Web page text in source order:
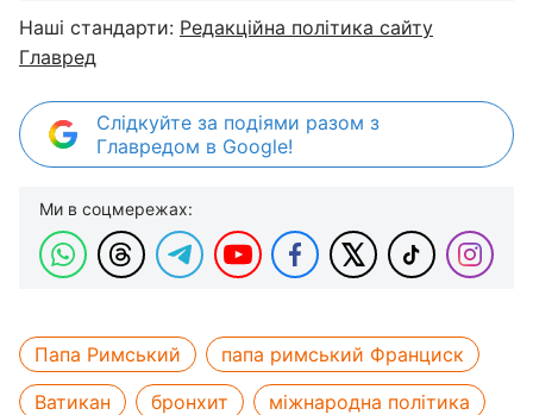
Наші стандарти: Редакційна політика сайту
Главред
Слідкуйте за подіями разом з
Главредом в Google!
Ми в соцмережах:
Папа Римський
папа римський Франциск
Ватикан
бронхит
міжнародна політика